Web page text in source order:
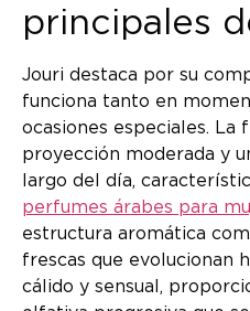
principales
Jouri destaca por su
funciona tanto en
ocasiones especiales. La
proyección moderada y
largo del día,
perfumes árabes para
estructura aromática
frescas que evolucionan
cálido y sensual,